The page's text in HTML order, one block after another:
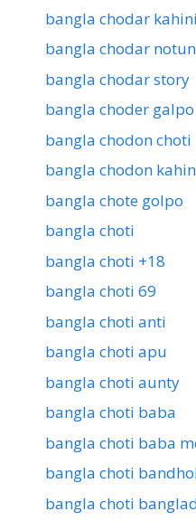
bangla chodar
bangla chodar
bangla chodar story
bangla choder galpo
bangla chodon choti
bangla chodon
bangla chote golpo
bangla choti
bangla choti +18
bangla choti 69
bangla choti anti
bangla choti apu
bangla choti aunty
bangla choti baba
bangla choti baba
bangla choti
bangla choti